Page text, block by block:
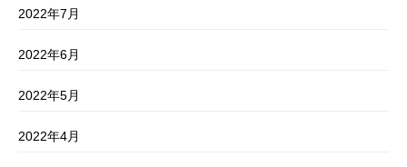
2022年7月
2022年6月
2022年5月
2022年4月